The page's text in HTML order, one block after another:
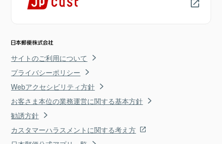
サイトのご利用について
プライバシーポリシー
Webアクセシビリティ方針
お客さま本位の業務運営に関する基本方針
勧誘方針
カスタマーハラスメントに関する考え方